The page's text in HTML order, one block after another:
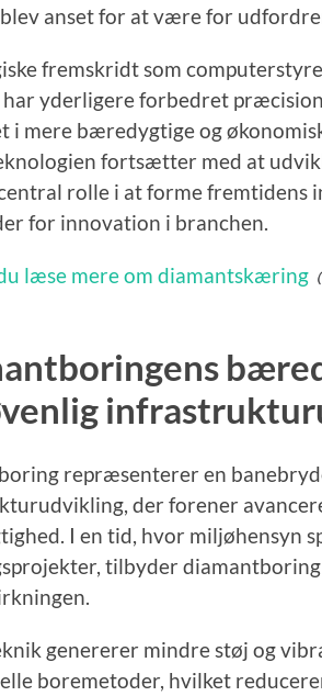
anset for at være for
fremskridt som
har yderligere forbedret
i mere bæredygtige og
fortsætter med at
rolle i at forme fremtidens
for innovation i branchen.
læse mere om diamantskæring
repræsenterer en
der forener
I en tid, hvor miljøhensyn
tilbyder
genererer mindre støj og
boremetoder, hvilket